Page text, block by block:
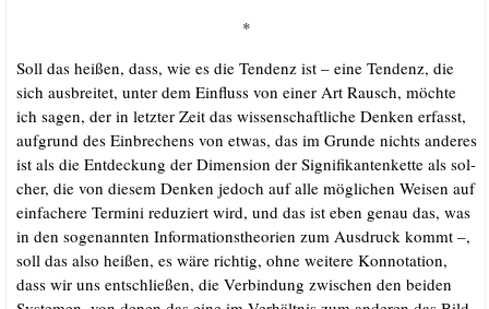
*
Soll das hei­ßen, dass, wie es die Ten­denz ist – eine Ten­denz, die
sich aus­brei­tet, unter dem Ein­fluss von einer Art Rausch, möch­te
ich sagen, der in letz­ter Zeit das wis­sen­schaft­li­che Den­ken erfasst,
auf­grund des Ein­bre­chens von etwas, das im Grun­de nichts ande­res
ist als die Ent­de­ckung der Dimen­si­on der Signi­fi­kan­ten­ket­te als sol­
cher, die von die­sem Den­ken jedoch auf alle mög­li­chen Wei­sen auf
ein­fa­che­re Ter­mi­ni redu­ziert wird, und das ist eben genau das, was
in den soge­nann­ten Infor­ma­ti­ons­theo­rien zum Aus­druck kommt –,
soll das also hei­ßen, es wäre rich­tig, ohne wei­te­re Kon­no­ta­ti­on,
dass wir uns ent­schlie­ßen, die Ver­bin­dung zwi­schen den bei­den